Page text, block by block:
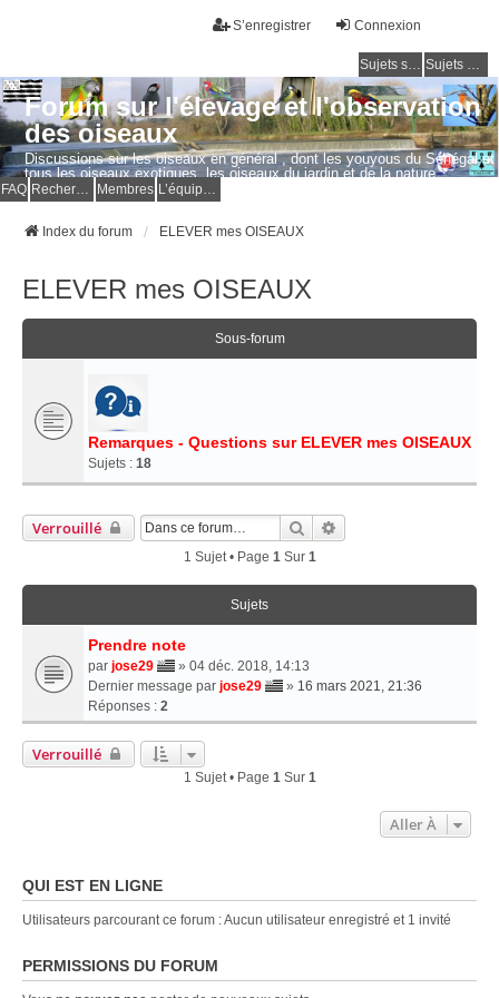
Connexion
S’enregistrer
Sujets sans réponse Sujets actifs
Forum sur l'élevage et l'observation
des oiseaux
Discussions sur les oiseaux en général , dont les youyous du Sénégal et
tous les oiseaux exotiques, les oiseaux du jardin et de la nature.
Questions, photos, expériences.
FAQ Membres
Index du forum ELEVER mes OISEAUX
ELEVER mes OISEAUX
Sous-forum
Remarques - Questions sur ELEVER mes OISEAUX
Sujets : 18
Verrouillé Rechercher
1 Sujet • Page 1 Sur 1
Sujets
Prendre note
par jose29
» 04 déc. 2018, 14:13
Dernier message par jose29 » 16 mars 2021, 21:36
Réponses : 2
Verrouillé
1 Sujet • Page 1 Sur 1
Aller À
QUI EST EN LIGNE
Utilisateurs parcourant ce forum : Aucun utilisateur enregistré et 1 invité
PERMISSIONS DU FORUM